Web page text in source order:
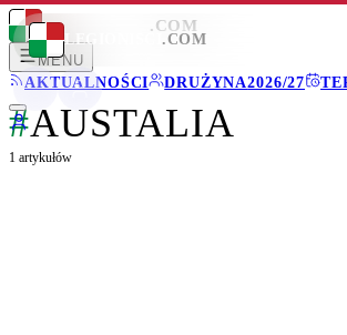
LEGIONISCI .COM
MENU
AKTUALNOŚCI
DRUŻYNA2026/27
LEGIONISCI .COM
#AUSTALIA
1 artykułów